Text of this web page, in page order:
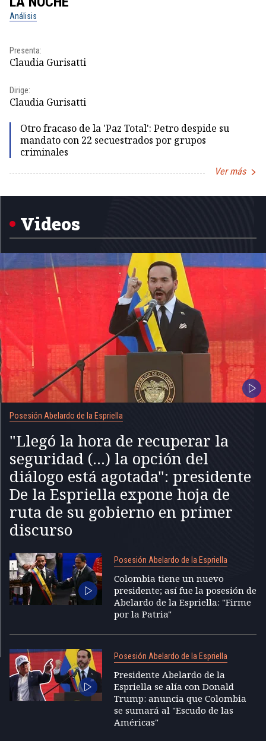
Análisis
Presenta:
Claudia Gurisatti
Dirige:
Claudia Gurisatti
Otro fracaso de la 'Paz Total': Petro despide su
mandato con 22 secuestrados por grupos
criminales
Ver más
Videos
Posesión Abelardo de la Espriella
"Llegó la hora de recuperar la
seguridad (...) la opción del
diálogo está agotada": presidente
De la Espriella expone hoja de
ruta de su gobierno en primer
discurso
Posesión Abelardo de la Espriella
Colombia tiene un nuevo
presidente; así fue la posesión de
Abelardo de la Espriella: "Firme
por la Patria"
Posesión Abelardo de la Espriella
Presidente Abelardo de la
Espriella se alía con Donald
Trump: anuncia que Colombia
se sumará al "Escudo de las
Américas"